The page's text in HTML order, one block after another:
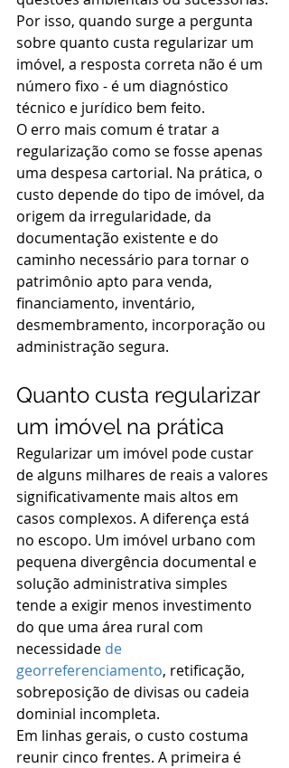
Por isso, quando surge a pergunta
sobre quanto custa regularizar um
imóvel, a resposta correta não é um
número fixo - é um diagnóstico
técnico e jurídico bem feito.
O erro mais comum é tratar a
regularização como se fosse apenas
uma despesa cartorial. Na prática, o
custo depende do tipo de imóvel, da
origem da irregularidade, da
documentação existente e do
caminho necessário para tornar o
patrimônio apto para venda,
financiamento, inventário,
desmembramento, incorporação ou
administração segura.
Quanto custa regularizar
um imóvel na prática
Regularizar um imóvel pode custar
de alguns milhares de reais a valores
significativamente mais altos em
casos complexos. A diferença está
no escopo. Um imóvel urbano com
pequena divergência documental e
solução administrativa simples
tende a exigir menos investimento
do que uma área rural com
necessidade de
georreferenciamento, retificação,
sobreposição de divisas ou cadeia
dominial incompleta.
Em linhas gerais, o custo costuma
reunir cinco frentes. A primeira é